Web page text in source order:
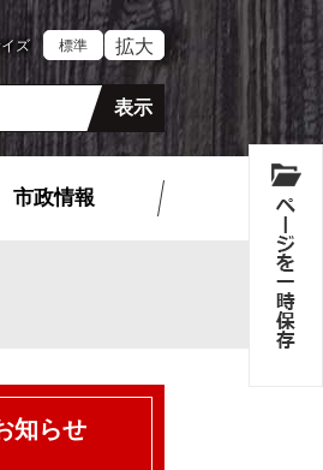
ズ 標準 拡大
市政情報
知らせ